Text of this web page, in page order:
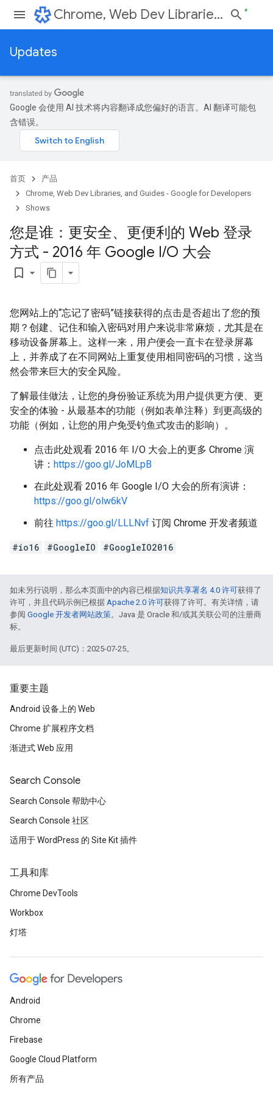
Chrome, Web Dev Libraries, and Guides - Google for Developers
Updates
Google 会使用 AI 技术将内容翻译成您偏好的语言。AI 翻译可能包
含错误。
首页
产品
Chrome, Web Dev Libraries, and Guides - Google for Developers
Shows
您是谁：更安全、更便利的 Web 登录
方式 - 2016 年 Google I/O 大会
bookmark_border
您网站上的“忘记了密码”链接获得的点击是否超出了您的预
期？创建、记住和输入密码对用户来说非常麻烦，尤其是在
移动设备屏幕上。这样一来，用户便会一直卡在登录屏幕
上，并养成了在不同网站上重复使用相同密码的习惯，这当
然会带来巨大的安全风险。
了解最佳做法，让您的身份验证系统为用户提供更方便、更
安全的体验 - 从最基本的功能（例如表单注释）到更高级的
功能（例如，让您的用户免受钓鱼式攻击的影响）。
点击此处观看 2016 年 I/O 大会上的更多 Chrome 演
讲： https://goo.gl/JoMLpB
在此处观看 2016 年 Google I/O 大会的所有演讲：
https://goo.gl/olw6kV
前往 https://goo.gl/LLLNvf 订阅 Chrome 开发者频道
#io16 #GoogleIO #GoogleIO2016
如未另行说明，那么本页面中的内容已根据知识共享署名 4.0 许可获得了
许可，并且代码示例已根据 Apache 2.0 许可获得了许可。有关详情，请
参阅 Google 开发者网站政策。Java 是 Oracle 和/或其关联公司的注册商
标。
最后更新时间 (UTC)：2025-07-25。
重要主题
Android 设备上的 Web
Chrome 扩展程序文档
渐进式 Web 应用
Search Console
Search Console 帮助中心
Search Console 社区
适用于 WordPress 的 Site Kit 插件
工具和库
Chrome DevTools
Workbox
灯塔
Android
Chrome
Firebase
Google Cloud Platform
所有产品